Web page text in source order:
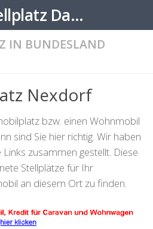
Wohnmobil Stellplatz Datenbank
IN BUNDESLAND
Nexdorf
bzw. einen Wohnmobil
sind Sie hier richtig. Wir haben
zusammen gestellt. Diese
Stellplätze für Ihr
an diesem Ort zu finden.